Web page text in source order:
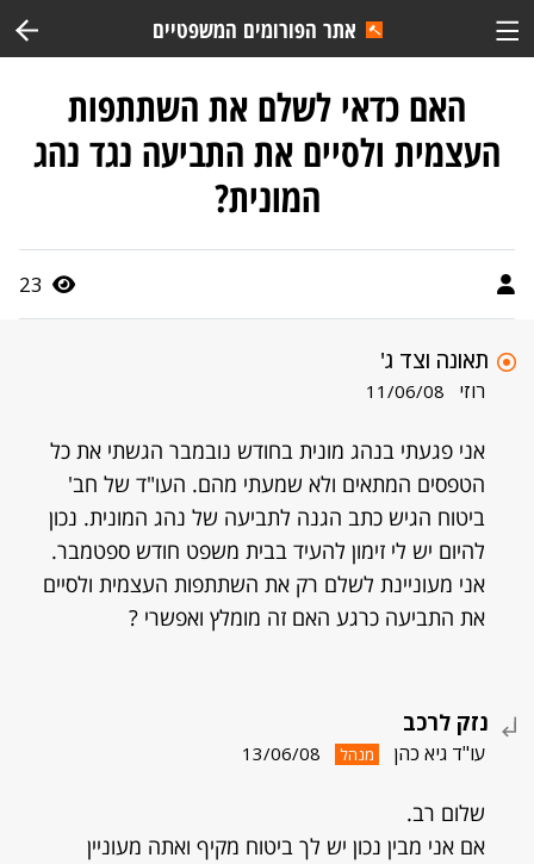
אתר הפורומים המשפטיים
האם כדאי לשלם את השתתפות
העצמית ולסיים את התביעה נגד נהג
המונית?
23
תאונה וצד ג'
רוזי 11/06/08
אני פגעתי בנהג מונית בחודש נובמבר הגשתי את כל
הטפסים המתאים ולא שמעתי מהם. העו"ד של חב'
ביטוח הגיש כתב הגנה לתביעה של נהג המונית. נכון
להיום יש לי זימון להעיד בבית משפט חודש ספטמבר.
אני מעוניינת לשלם רק את השתתפות העצמית ולסיים
את התביעה כרגע האם זה מומלץ ואפשרי ?
נזק לרכב
עו"ד גיא כהן מנהל 13/06/08
שלום רב.
אם אני מבין נכון יש לך ביטוח מקיף ואתה מעוניין